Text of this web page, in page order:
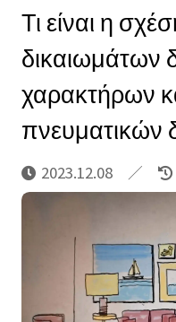
Τι είναι η
δικαιωμάτων
χαρακτήρων
πνευματικών
2023.12.08